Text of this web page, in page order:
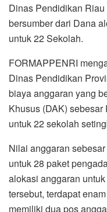
Dinas Pendidikan
bersumber dari Dana
untuk 22 Sekolah.
FORMAPPENRI
Dinas Pendidikan
biaya anggaran yang
Khusus (DAK)
untuk 22 sekolah
Nilai anggaran
untuk 28 paket
alokasi anggaran
tersebut, terdapat
memiliki dua pos